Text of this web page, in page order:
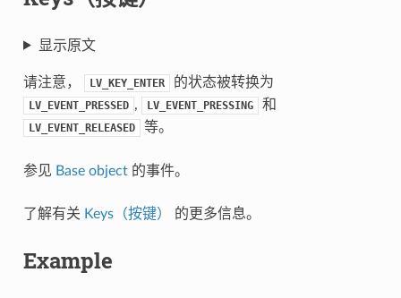
显示原文
请注意， LV_KEY_ENTER 的状态被转换为
LV_EVENT_PRESSED , LV_EVENT_PRESSING 和
LV_EVENT_RELEASED 等。
参见 Base object的事件。
了解有关 Keys（按键） 的更多信息。
Example